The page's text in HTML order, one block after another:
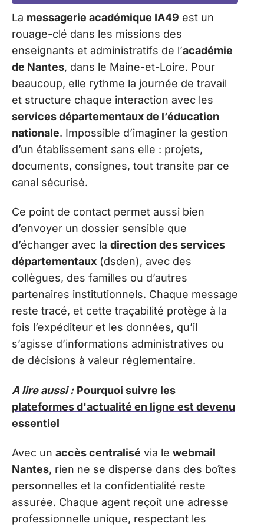
La messagerie académique IA49 est un
rouage-clé dans les missions des
enseignants et administratifs de l’académie
de Nantes, dans le Maine-et-Loire. Pour
beaucoup, elle rythme la journée de travail
et structure chaque interaction avec les
services départementaux de l’éducation
nationale. Impossible d’imaginer la gestion
d’un établissement sans elle : projets,
documents, consignes, tout transite par ce
canal sécurisé.
Ce point de contact permet aussi bien
d’envoyer un dossier sensible que
d’échanger avec la direction des services
départementaux (dsden), avec des
collègues, des familles ou d’autres
partenaires institutionnels. Chaque message
reste tracé, et cette traçabilité protège à la
fois l’expéditeur et les données, qu’il
s’agisse d’informations administratives ou
de décisions à valeur réglementaire.
A lire aussi : Pourquoi suivre les
plateformes d'actualité en ligne est devenu
essentiel
Avec un accès centralisé via le webmail
Nantes, rien ne se disperse dans des boîtes
personnelles et la confidentialité reste
assurée. Chaque agent reçoit une adresse
professionnelle unique, respectant les